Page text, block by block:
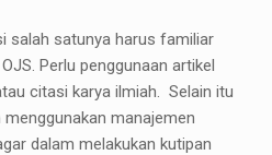
salah satunya harus familiar
Perlu penggunaan artikel
citasi karya ilmiah. Selain itu
manajemen
dalam melakukan kutipan